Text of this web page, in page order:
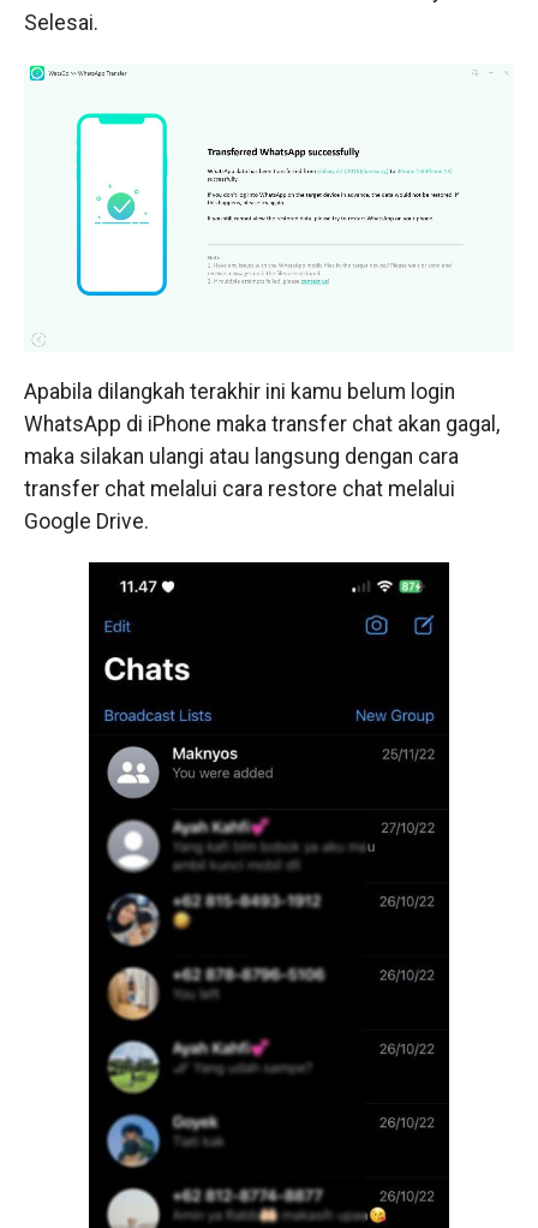
Selesai.
Apabila dilangkah terakhir ini kamu belum login
WhatsApp di iPhone maka transfer chat akan gagal,
maka silakan ulangi atau langsung dengan cara
transfer chat melalui cara restore chat melalui
Google Drive.